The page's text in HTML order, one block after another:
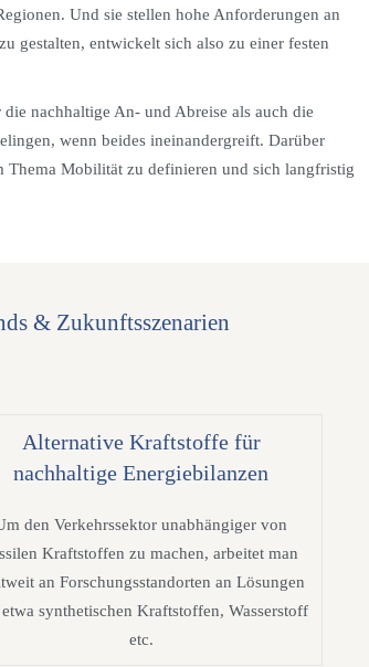
Und sie stellen hohe Anforderungen an
gestalten, entwickelt sich also zu einer festen
nachhaltige An- und Abreise als auch die
wenn beides ineinandergreift. Darüber
Mobilität zu definieren und sich langfristig
& Zukunftsszenarien
Alternative Kraftstoffe für
nachhaltige Energiebilanzen
den Verkehrssektor unabhängiger von
Kraftstoffen zu machen, arbeitet man
an Forschungsstandorten an Lösungen
synthetischen Kraftstoffen, Wasserstoff
etc.